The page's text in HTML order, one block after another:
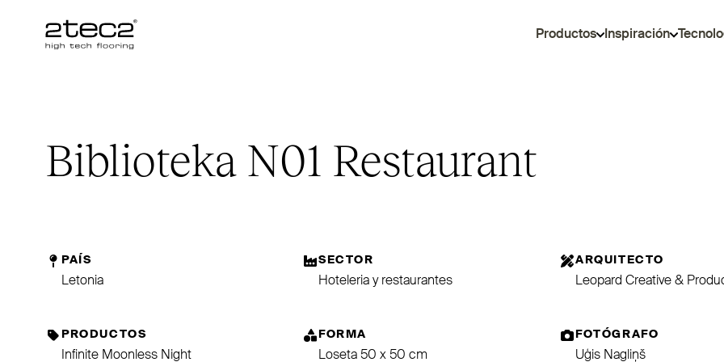
Primary Productos Inspiración
Biblioteka N01 Restaurant
PAÍS
Letonia
SECTOR
Hoteleria y restaurantes
ARQUITECTO
Leopard Creative &
PRODUCTOS
Infinite Moonless Night
FORMA
Loseta 50 x 50 cm
FOTÓGRAFO
Uģis Nagliņš